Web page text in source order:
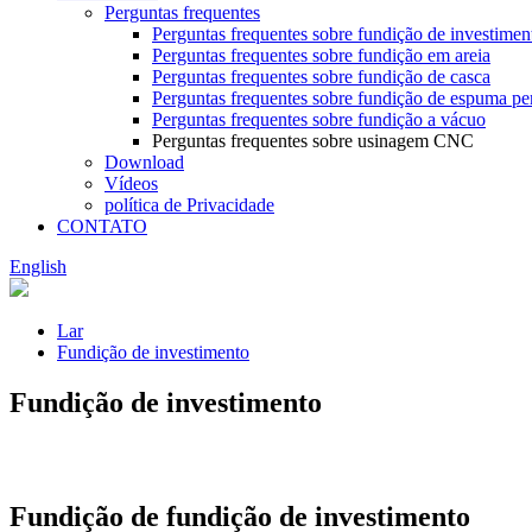
Perguntas frequentes
Perguntas frequentes sobre fundição de
Perguntas frequentes sobre fundição em areia
Perguntas frequentes sobre fundição de casca
Perguntas frequentes sobre fundição de espuma
Perguntas frequentes sobre fundição a vácuo
Perguntas frequentes sobre usinagem CNC
Download
Vídeos
política de Privacidade
CONTATO
English
Lar
Fundição de investimento
Fundição de investimento
Fundição de fundição de investimento